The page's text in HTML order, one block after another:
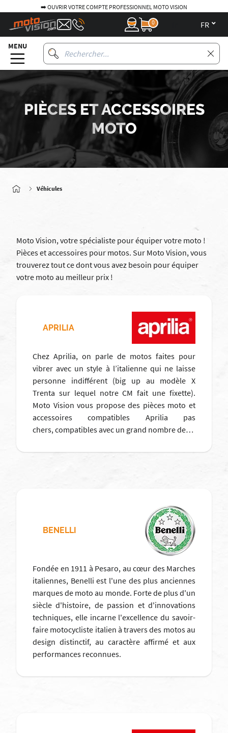
➡️ OUVRIR VOTRE COMPTE PROFESSIONNEL MOTO VISION
0
MENU
PIÈCES ET ACCESSOIRES
MOTO
Véhicules
Moto Vision, votre spécialiste pour équiper votre moto !
Pièces et accessoires pour motos. Sur Moto Vision, vous
trouverez tout ce dont vous avez besoin pour équiper
votre moto au meilleur prix !
APRILIA
Chez Aprilia, on parle de motos faites pour
vibrer avec un style à l’italienne qui ne laisse
personne indifférent (big up au modèle X
Trenta sur lequel notre CM fait une fixette).
Moto Vision vous propose des pièces moto et
accessoires compatibles Aprilia pas
chers, compatibles avec un grand nombre de…
BENELLI
Fondée en 1911 à Pesaro, au cœur des Marches
italiennes, Benelli est l'une des plus anciennes
marques de moto au monde. Forte de plus d'un
siècle d'histoire, de passion et d'innovations
techniques, elle incarne l'excellence du savoir-
faire motocycliste italien à travers des motos au
design distinctif, au caractère affirmé et aux
performances reconnues.